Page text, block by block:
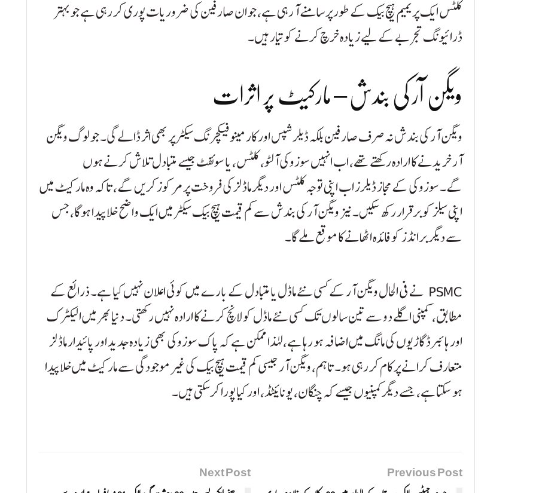
کلٹس ایک پریمیم ہیچ بیک کے طور پر سامنے آ رہی ہے، جو ان صارفین کی ضروریات پوری کر رہی ہے جو بہتر
ڈرائیونگ تجربے کے لیے زیادہ خرچ کرنے کو تیار ہیں۔
ویگن آر کی بندش – مارکیٹ پر اثرات
ویگن آر کی بندش نہ صرف صارفین بلکہ ڈیلرشپس اور کار مینوفیکچرنگ سیکٹر پر بھی اثر ڈالے گی۔ جو لوگ ویگن
آر خریدنے کا ارادہ رکھتے تھے، اب انہیں سوزوکی آلٹو، کلٹس، یا سوئفٹ جیسے متبادل تلاش کرنے ہوں
گے۔ سوزوکی کے مجاز ڈیلرز اب اپنی توجہ کلٹس اور دیگر ماڈلز کی فروخت پر مرکوز کریں گے، تاکہ وہ مارکیٹ میں
اپنی سیلز کو برقرار رکھ سکیں۔نیز ویگن آر کی بندش سے کم قیمت ہیچ بیک سیکٹر میں ایک واضح خلا پیدا ہوگا، جس
سے دیگر برانڈز کو فائدہ اٹھانے کا موقع ملے گا۔
PSMC نے فی الحال ویگن آر کے کسی نئے ماڈل یا متبادل کے بارے میں کوئی اعلان نہیں کیا ہے۔ ذرائع کے
مطابق، کمپنی اگلے دو سے تین سالوں تک کسی نئے ماڈل کو لانچ کرنے کا ارادہ نہیں رکھتی۔ دنیا بھر میں الیکٹرک
اور ہائبرڈ گاڑیوں کی مانگ میں اضافہ ہو رہا ہے، لہٰذا ممکن ہے کہ پاک سوزوکی بھی زیادہ جدید اور پائیدار ماڈلز
متعارف کرانے پر کام کر رہی ہو۔ تاہم، ویگن آر جیسی کم قیمت ہیچ بیک کی غیر موجودگی سے مارکیٹ میں خلا پیدا
ہو سکتا ہے، جسے دیگر کمپنیوں جیسے کہ چنگان، یونائیٹڈ، اور کیا پورا کر سکتی ہیں۔
Previous Post
Next Post